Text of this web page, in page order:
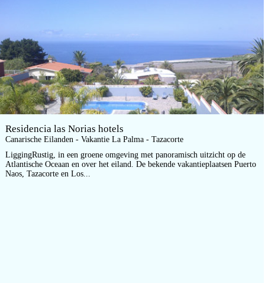
Residencia las Norias hotels
Canarische Eilanden - Vakantie La Palma - Tazacorte
LiggingRustig, in een groene omgeving met panoramisch uitzicht op de
Atlantische Oceaan en over het eiland. De bekende vakantieplaatsen Puerto
Naos, Tazacorte en Los...